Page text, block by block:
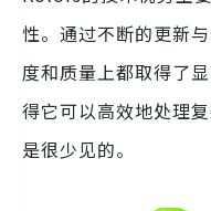
性。通过不断的更新
度和质量上都取得了
得它可以高效地处理
是很少见的。